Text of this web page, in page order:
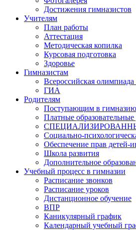
Достижения гимназистов
Учителям
План работы
Аттестация
Методическая копилка
Курсовая подготовка
Здоровье
Гимназистам
Всероссийская
ГИА
Родителям
Поступающим в гимназию
Платные образовательные
Социально-
Обеспечение прав детей-
Школа развития
Дополнительное
Учебный процесс в гимназии
Расписание звонков
Расписание уроков
Дистанционное обучение
ВПР
Каникулярный график
Календарный учебный